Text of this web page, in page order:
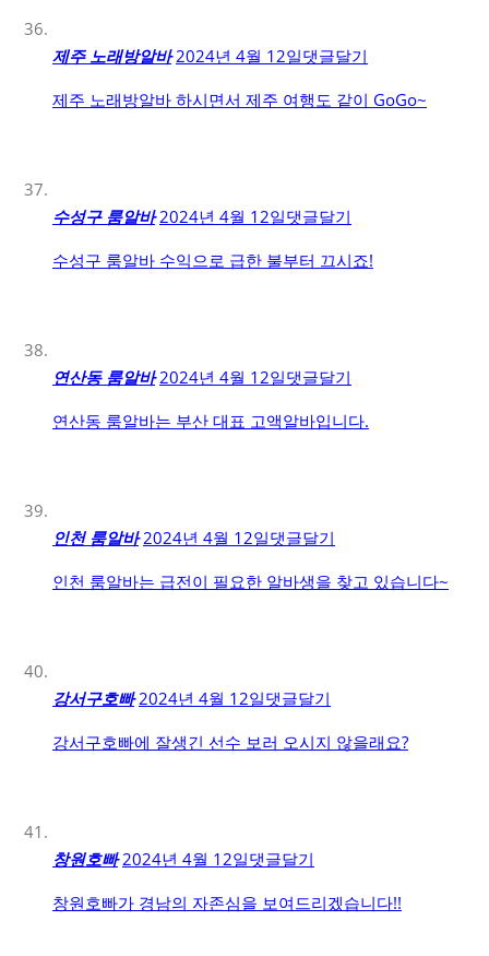
제주 노래방알바 2024년 4월 12일댓글달기
제주 노래방알바 하시면서 제주 여행도 같이 GoGo~
수성구 룸알바 2024년 4월 12일댓글달기
수성구 룸알바 수익으로 급한 불부터 끄시죠!
연산동 룸알바 2024년 4월 12일댓글달기
연산동 룸알바는 부산 대표 고액알바입니다.
인천 룸알바 2024년 4월 12일댓글달기
인천 룸알바는 급전이 필요한 알바생을 찾고 있습니다~
강서구호빠 2024년 4월 12일댓글달기
강서구호빠에 잘생긴 선수 보러 오시지 않을래요?
창원호빠 2024년 4월 12일댓글달기
창원호빠가 경남의 자존심을 보여드리겠습니다!!